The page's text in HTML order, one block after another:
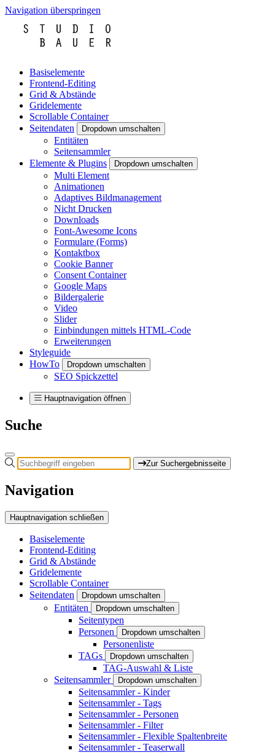
Navigation überspringen
Basiselemente
Frontend-Editing
Grid & Abstände
Gridelemente
Scrollable Container
Seitendaten
Dropdown umschalten
Entitäten
Seitensammler
Elemente & Plugins
Dropdown umschalten
Multi Element
Animationen
Adaptives Bildmanagement
Nicht Drucken
Downloads
Font-Awesome Icons
Formulare (Forms)
Kontaktbox
Cookie Banner
Consent Container
Google Maps
Bildergalerie
Video
Slider
Einbindungen mittels HTML-Code
Erweiterungen
Styleguide
HowTo
Dropdown umschalten
SEO Spickzettel
Hauptnavigation öffnen
Suche
Zur Suchergebnisseite
Navigation
Hauptnavigation schließen
Basiselemente
Frontend-Editing
Grid & Abstände
Gridelemente
Scrollable Container
Seitendaten
Dropdown umschalten
Entitäten Dropdown umschalten
Seitentypen
Personen
Dropdown umschalten
Personenliste
TAGs
Dropdown umschalten
TAG-Auswahl & Liste
Seitensammler
Dropdown umschalten
Seitensammler - Kinder
Seitensammler - Tags
Seitensammler - Personen
Seitensammler - Filter
Seitensammler - Flexible Spaltenbreite
Seitensammler - Teaserwall